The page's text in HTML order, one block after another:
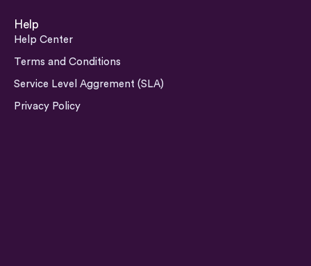
s
t
a
r
a
k
e
i
n
b
o
b
e
Help
Help Center
Terms and Conditions
Service Level Aggrement (SLA)
Privacy Policy